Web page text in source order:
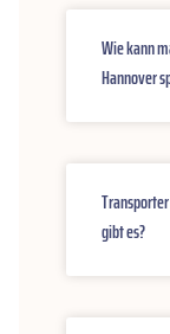
Wie kann
Hannover
gibt es?